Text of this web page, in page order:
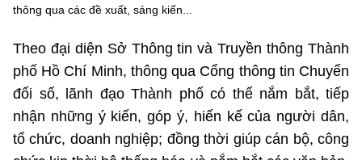
Liên hệ
Điện thoại: 024 3936 9506
Email: stc@mst.gov.vn
©2026 Bản quyền thuộc Bộ Khoa Học và Công Nghệ
(Ghi rõ nguồn "https://mst.gov.vn" khi phát hành lại thông tin từ
website này)
thông qua các đề xuất, sáng kiến...
Theo đại diện Sở Thông tin và Truyền thông Thành
phố Hồ Chí Minh, thông qua Cổng thông tin Chuyển
đổi số, lãnh đạo Thành phố có thể nắm bắt, tiếp
nhận những ý kiến, góp ý, hiến kế của người dân,
tổ chức, doanh nghiệp; đồng thời giúp cán bộ, công